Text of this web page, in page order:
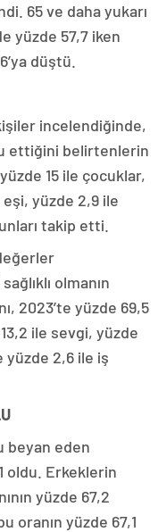
65 ve daha yukarı
yüzde 57,7 iken
düştü.
incelendiğinde,
ettiğini belirtenlerin
15 ile çocuklar,
yüzde 2,9 ile
takip etti.
olmanın
2023’te yüzde 69,5
ile sevgi, yüzde
yüzde 2,6 ile iş
beyan eden
oldu. Erkeklerin
yüzde 67,2
oranın yüzde 67,1